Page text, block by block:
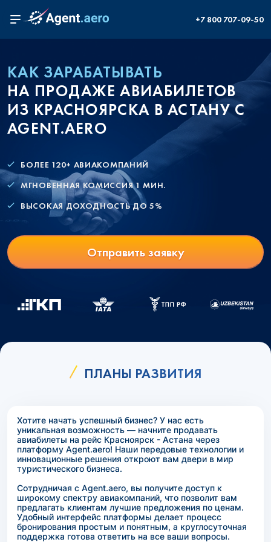
+7 800 707-09-50
КАК ЗАРАБАТЫВАТЬ
НА ПРОДАЖЕ АВИАБИЛЕТОВ
ИЗ КРАСНОЯРСКА В АСТАНУ С
AGENT.AERO
БОЛЕЕ 120+ АВИАКОМПАНИЙ
МГНОВЕННАЯ КОМИССИЯ 1 МИН.
ВЫСОКАЯ ДОХОДНОСТЬ ДО 5%
Отправить заявку
ПЛАНЫ РАЗВИТИЯ
Хотите начать успешный бизнес? У нас есть
уникальная возможность — начните продавать
авиабилеты на рейс Красноярск - Астана через
платформу Agent.aero! Наши передовые технологии и
инновационные решения откроют вам двери в мир
туристического бизнеса.
Сотрудничая с Agent.aero, вы получите доступ к
широкому спектру авиакомпаний, что позволит вам
предлагать клиентам лучшие предложения по ценам.
Удобный интерфейс платформы делает процесс
бронирования простым и понятным, а круглосуточная
поддержка готова ответить на все ваши вопросы.